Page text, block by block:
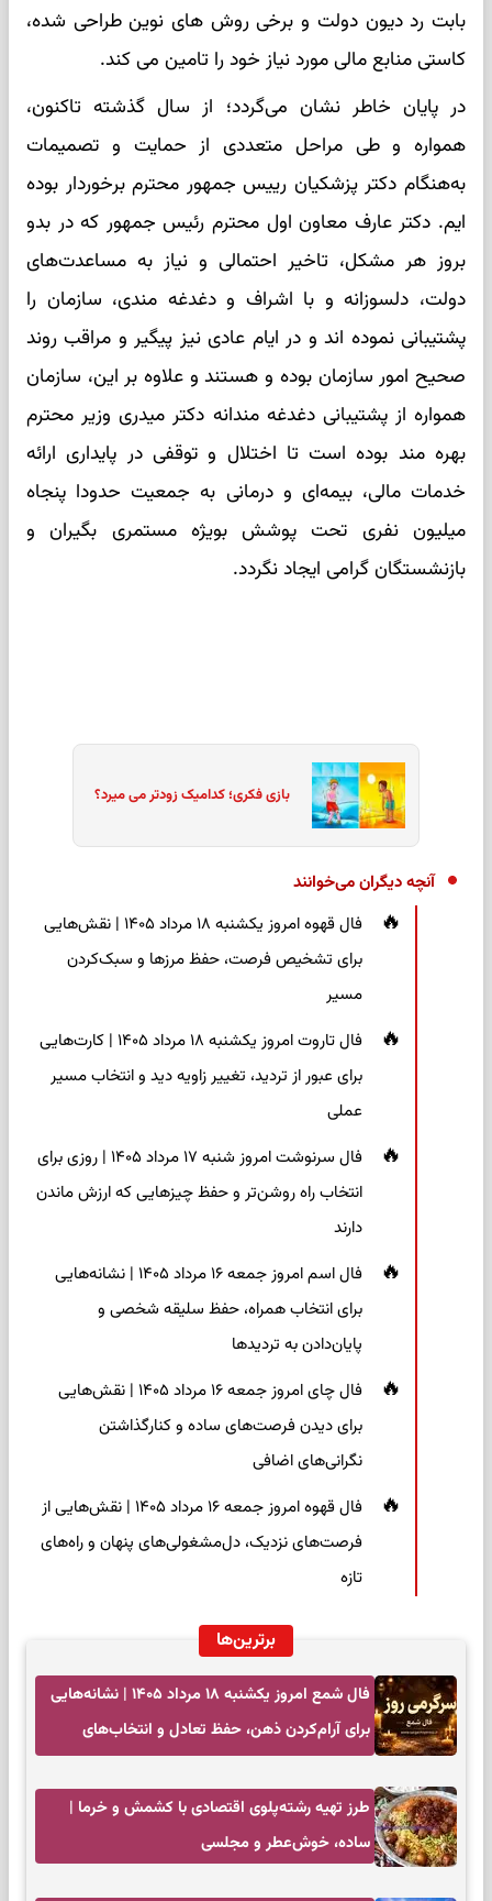
بابت رد دیون دولت و برخی روش های نوین طراحی شده،
کاستی منابع مالی مورد نیاز خود را تامین می کند.
در پایان خاطر نشان می‌گردد؛ از سال گذشته تاکنون،
همواره و طی مراحل متعددی از حمایت و تصمیمات
به‌هنگام دکتر پزشکیان رییس جمهور محترم برخوردار بوده
ایم. دکتر عارف معاون اول محترم رئیس جمهور که در بدو
بروز هر مشکل، تاخیر احتمالی و نیاز به مساعدت‌های
دولت، دلسوزانه و با اشراف و دغدغه مندی، سازمان را
پشتیبانی نموده اند و در ایام عادی نیز پیگیر و مراقب روند
صحیح امور سازمان بوده و هستند و علاوه بر این، سازمان
همواره از پشتیبانی دغدغه مندانه دکتر میدری وزیر محترم
بهره مند بوده است تا اختلال و توقفی در پایداری ارائه
خدمات مالی، بیمه‌ای و درمانی به جمعیت حدودا پنجاه
میلیون نفری تحت پوشش بویژه مستمری بگیران و
بازنشستگان گرامی ایجاد نگردد.
بازی فکری؛ کدامیک زودتر می میرد؟
آنچه دیگران می‌خوانند
فال قهوه امروز یکشنبه ۱۸ مرداد ۱۴۰۵ | نقش‌هایی
برای تشخیص فرصت، حفظ مرزها و سبک‌کردن
مسیر
فال تاروت امروز یکشنبه ۱۸ مرداد ۱۴۰۵ | کارت‌هایی
برای عبور از تردید، تغییر زاویه دید و انتخاب مسیر
عملی
فال سرنوشت امروز شنبه ۱۷ مرداد ۱۴۰۵ | روزی برای
انتخاب راه روشن‌تر و حفظ چیزهایی که ارزش ماندن
دارند
فال اسم امروز جمعه ۱۶ مرداد ۱۴۰۵ | نشانه‌هایی
برای انتخاب همراه، حفظ سلیقه شخصی و
پایان‌دادن به تردیدها
فال چای امروز جمعه ۱۶ مرداد ۱۴۰۵ | نقش‌هایی
برای دیدن فرصت‌های ساده و کنارگذاشتن
نگرانی‌های اضافی
فال قهوه امروز جمعه ۱۶ مرداد ۱۴۰۵ | نقش‌هایی از
فرصت‌های نزدیک، دل‌مشغولی‌های پنهان و راه‌های
تازه
برترین‌ها
فال شمع امروز یکشنبه ۱۸ مرداد ۱۴۰۵ | نشانه‌هایی
برای آرام‌کردن ذهن، حفظ تعادل و انتخاب‌های
طرز تهیه رشته‌پلوی اقتصادی با کشمش و خرما |
ساده، خوش‌عطر و مجلسی